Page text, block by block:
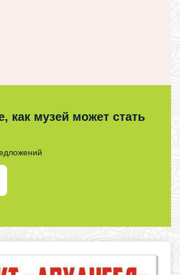
как музей может стать